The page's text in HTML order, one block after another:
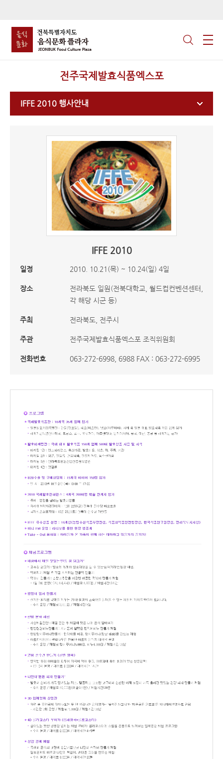
전주국제발효식품엑스포
IFFE 2010 행사안내
IFFE 2010
일정 2010. 10.21(목) ~ 10.24(일) 4일
장소
전라북도 일원(전북대학교, 월드컵컨벤션센터,
각 해당 시군 등)
주최 전라북도, 전주시
주관 전주국제발효식품엑스포 조직위원회
전화번호 063-272-6998, 6988 FAX : 063-272-6995